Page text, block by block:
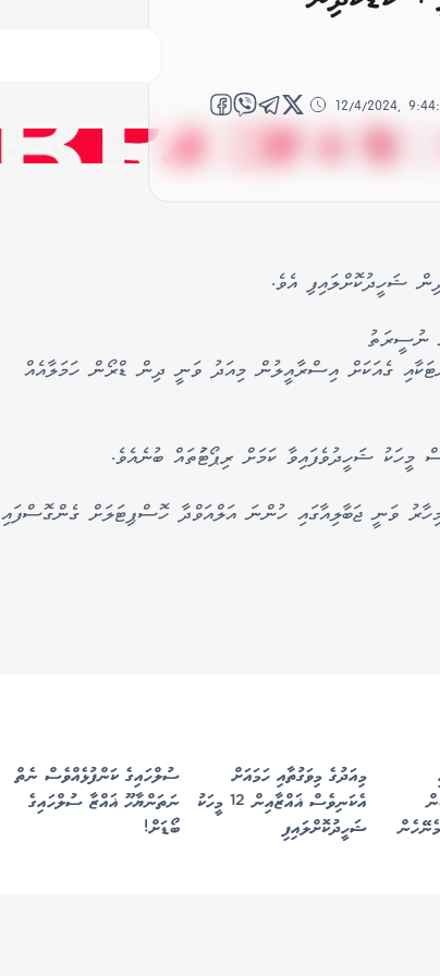
12/4/2024,
ނުސީރަތު
ގެއަކަށް އިސްރާއީލުން މިއަދު ވަނީ ދިން ޑްރޯން ހަމަލާއެއް
މީހަކު ޝަހީދުވެފައިވާ ކަމަށް ރިޕޯޓުަތައް ބުނެއެވެ.
ވަނީ ޖަބާލިއާގައި ހުންނަ އަލްއަވްދާ ހޮސްޕިޓަލަށް ގެންގޮސްފައި
ހިމެނޭހެން
މިއަދުގެ މިވަގުތާއި ހަމައަށް
އެކަނިވެސް ޣައްޒާއިން 12 މީހަކު
ޝަހީދުކޮށްލައިފި
ސުލްހައިގެ ކަންފުޅެއްވެސް ނެތް
ނަތަންޔާހޫ ޣައްޒާ ސުލްހައިގެ
ބޯޑަށް!